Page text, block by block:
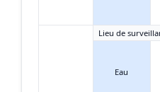
Lieu de
Eau